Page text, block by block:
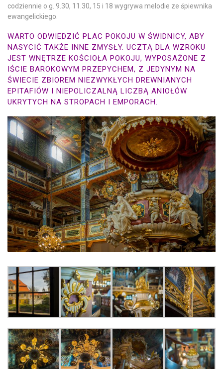
codziennie o g. 9.30, 11.30, 15 i 18 wygrywa melodie ze śpiewnika
ewangelickiego.
WARTO ODWIEDZIĆ PLAC POKOJU W ŚWIDNICY, ABY
NASYCIĆ TAKŻE INNE ZMYSŁY. UCZTĄ DLA WZROKU
JEST WNĘTRZE KOŚCIOŁA POKOJU, WYPOSAŻONE Z
IŚCIE BAROKOWYM PRZEPYCHEM, Z JEDYNYM NA
ŚWIECIE ZBIOREM NIEZWYKŁYCH DREWNIANYCH
EPITAFIÓW I NIEPOLICZALNĄ LICZBĄ ANIOŁÓW
UKRYTYCH NA STROPACH I EMPORACH.